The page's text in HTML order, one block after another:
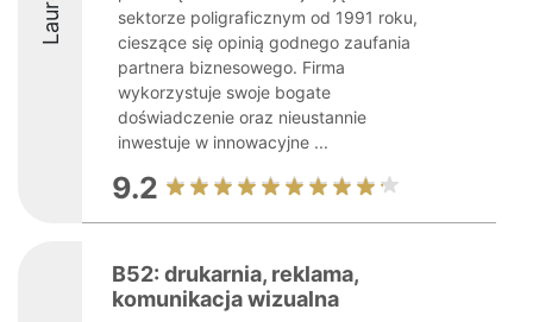
sektorze poligraficznym od 1991 roku,
cieszące się opinią godnego zaufania
partnera biznesowego. Firma
wykorzystuje swoje bogate
doświadczenie oraz nieustannie
inwestuje w innowacyjne ...
9.2
B52: drukarnia, reklama,
komunikacja wizualna